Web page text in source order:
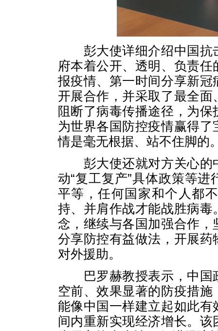
彭大使详细介绍中国抗
府本着公开、透明、负责
报疫情、第一时间分享新
开展合作，并采取了最全
阻断了病毒传播途径，为
为世界各国防控疫情赢得
情是毫无根据、站不住脚的
彭大使还就对方关心的
动“复工复产”具体政策等
平等，任何国家和个人都
持、并肩作战才能战胜病
念，继续与各国加强合作
分享防控有益做法，开展
对外援助。
巴罗赫教授表示，中国
空前、效果显著的防疫措
能像中国一样建立起如此
间内重新实现经济增长。